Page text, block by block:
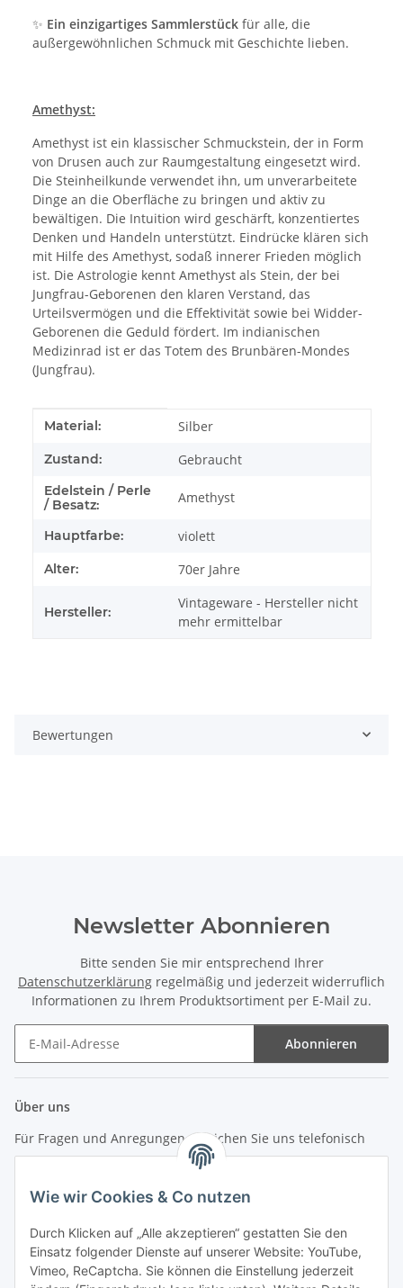
Wie wir Cookies & Co nutzen
Durch Klicken auf „Alle akzeptieren“ gestatten Sie den
Einsatz folgender Dienste auf unserer Website: YouTube,
Vimeo, ReCaptcha. Sie können die Einstellung jederzeit
✨ Ein einzigartiges Sammlerstück für alle, die
außergewöhnlichen Schmuck mit Geschichte lieben.
Amethyst:
Amethyst ist ein klassischer Schmuckstein, der in Form
von Drusen auch zur Raumgestaltung eingesetzt wird.
Die Steinheilkunde verwendet ihn, um unverarbeitete
Dinge an die Oberfläche zu bringen und aktiv zu
bewältigen. Die Intuition wird geschärft, konzentiertes
Denken und Handeln unterstützt. Eindrücke klären sich
mit Hilfe des Amethyst, sodaß innerer Frieden möglich
ist. Die Astrologie kennt Amethyst als Stein, der bei
Jungfrau-Geborenen den klaren Verstand, das
Urteilsvermögen und die Effektivität sowie bei Widder-
Geborenen die Geduld fördert. Im indianischen
Medizinrad ist er das Totem des Brunbären-Mondes
(Jungfrau).
Produkteigenschaft
Wert
Material: Silber
Zustand: Gebraucht
Edelstein / Perle
/ Besatz:
Amethyst
Hauptfarbe: violett
Alter: 70er Jahre
Hersteller:
Vintageware - Hersteller nicht
mehr ermittelbar
Bewertungen
Newsletter Abonnieren
Bitte senden Sie mir entsprechend Ihrer
Datenschutzerklärung regelmäßig und jederzeit widerruflich
Informationen zu Ihrem Produktsortiment per E-Mail zu.
Abonnieren
Über uns
Für Fragen und Anregungen erreichen Sie uns telefonisch
info (at) zweitedel.de
Informationen